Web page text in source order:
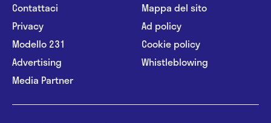
Contattaci
Privacy
Modello 231
Advertising
Media Partner
Mappa del sito
Ad policy
Cookie policy
Whistleblowing